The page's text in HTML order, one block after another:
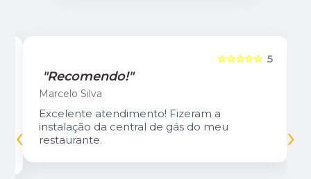
5
☆☆☆☆☆
"Recomendo!"
Marcelo Silva
Excelente atendimento! Fizeram a
instalação da central de gás do meu
restaurante.
‹ ›